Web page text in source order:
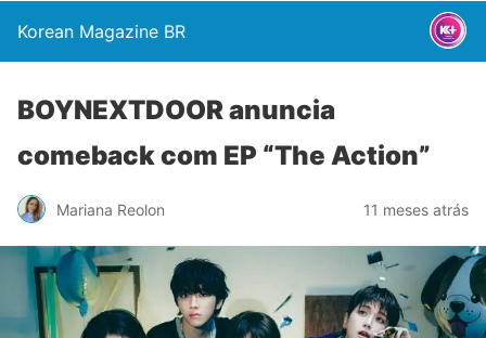
Korean Magazine BR
BOYNEXTDOOR anuncia
comeback com EP “The Action”
Mariana Reolon 11 meses atrás